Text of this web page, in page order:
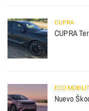
CUPRA
CUPRA
ECO
Nuevo